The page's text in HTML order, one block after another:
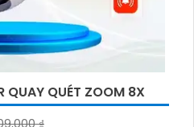
QUÉT ZOOM 8X
₫